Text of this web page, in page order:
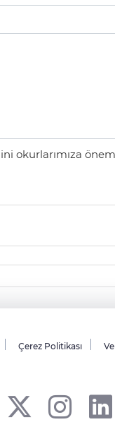
Çerez Politikası